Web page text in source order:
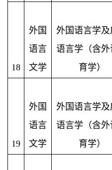
18
外国
语言
文学
外国语言学及
语言学（含外
育学）
19
外国
语言
文学
外国语言学及
语言学（含外
育学）